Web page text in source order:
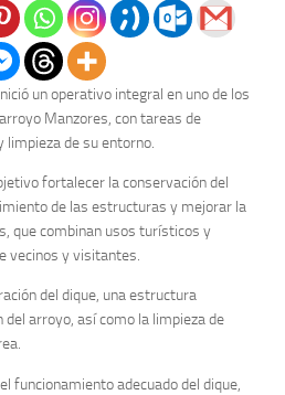
un operativo integral en uno de los
Manzores, con tareas de
de su entorno.
fortalecer la conservación del
de las estructuras y mejorar la
que combinan usos turísticos y
vecinos y visitantes.
del dique, una estructura
arroyo, así como la limpieza de
funcionamiento adecuado del dique,